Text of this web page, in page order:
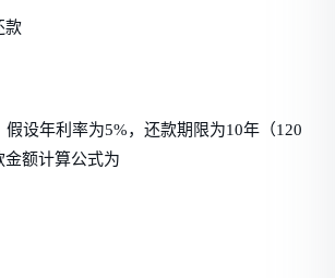
款
假设年利率为5%，还款期限为10年（120
额计算公式为